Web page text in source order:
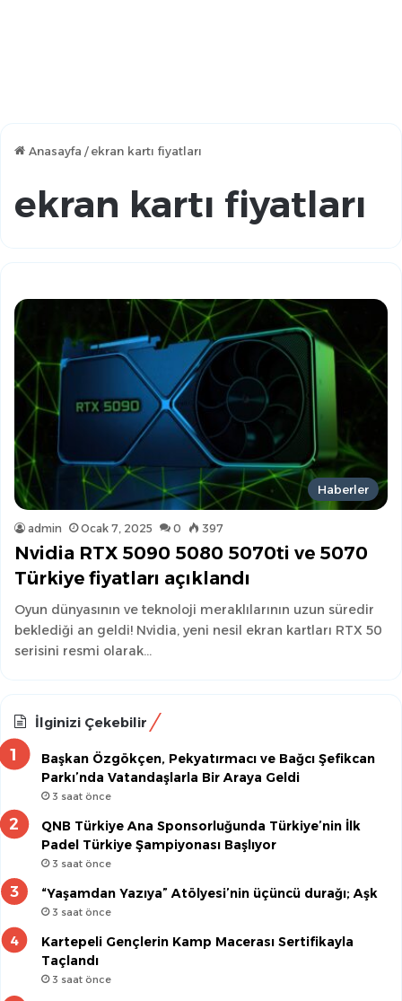
Anasayfa / ekran kartı fiyatları
ekran kartı fiyatları
Haberler
admin Ocak 7, 2025 0 397
Nvidia RTX 5090 5080 5070ti ve 5070
Türkiye fiyatları açıklandı
Oyun dünyasının ve teknoloji meraklılarının uzun süredir
beklediği an geldi! Nvidia, yeni nesil ekran kartları RTX 50
serisini resmi olarak…
İlginizi Çekebilir
Başkan Özgökçen, Pekyatırmacı ve Bağcı Şefikcan
Parkı’nda Vatandaşlarla Bir Araya Geldi
3 saat önce
QNB Türkiye Ana Sponsorluğunda Türkiye’nin İlk
Padel Türkiye Şampiyonası Başlıyor
3 saat önce
“Yaşamdan Yazıya” Atölyesi’nin üçüncü durağı; Aşk
3 saat önce
Kartepeli Gençlerin Kamp Macerası Sertifikayla
Taçlandı
3 saat önce